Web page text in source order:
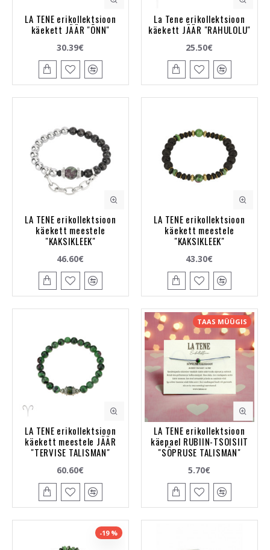
LA TENE erikollektsioon
käekett JÄÄR "ÕNN"
30.39€
La Tene erikollektsioon
käekett JÄÄR "RAHULOLU"
25.50€
LA TENE erikollektsioon
käekett meestele
"KAKSIKLEEK"
46.60€
LA TENE erikollektsioon
käekett meestele
"KAKSIKLEEK"
43.30€
LA TENE erikollektsioon
käekett meestele JÄÄR
"TERVISE TALISMAN"
60.60€
TAAS MÜÜGIS
LA TENE erikollektsioon
käepael RUBIIN-TSOISIIT
"SÕPRUSE TALISMAN"
5.70€
-19 %